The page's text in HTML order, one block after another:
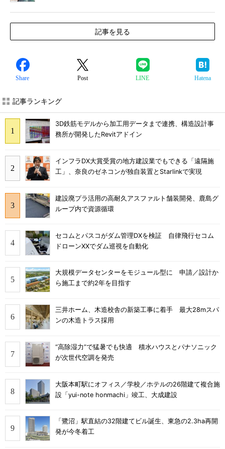
記事を見る
Share Post LINE Hatena
記事ランキング
3D鉄筋モデルから加工用データまで連携、構造設計事
務所が開発したRevitアドイン
インフラDX大賞受賞の地方建設業でもできる「遠隔施
工」、奈良のゼネコンが独自装置とStarlinkで実現
建設廃プラ活用の高耐久アスファルト舗装開発、鹿島グ
ループ内で資源循環
セコムとパスコがダム管理DXを検証 自律飛行セコム
ドローンXXでダム巡視を自動化
大規模データセンターをモジュール型に 申請／設計か
ら施工まで約2年を目指す
三井ホーム、木造校舎の新築工事に着手 最大28mスパ
ンの木造トラス採用
“高除湿力”で猛暑でも快適 積水ハウスとパナソニック
が次世代空調を発売
大阪本町駅にオフィス／学校／ホテルの26階建て複合施
設「yui-note honmachi」竣工、大成建設
「鷺沼」駅直結の32階建てビル誕生、東急の2.3ha再開
発が今冬着工